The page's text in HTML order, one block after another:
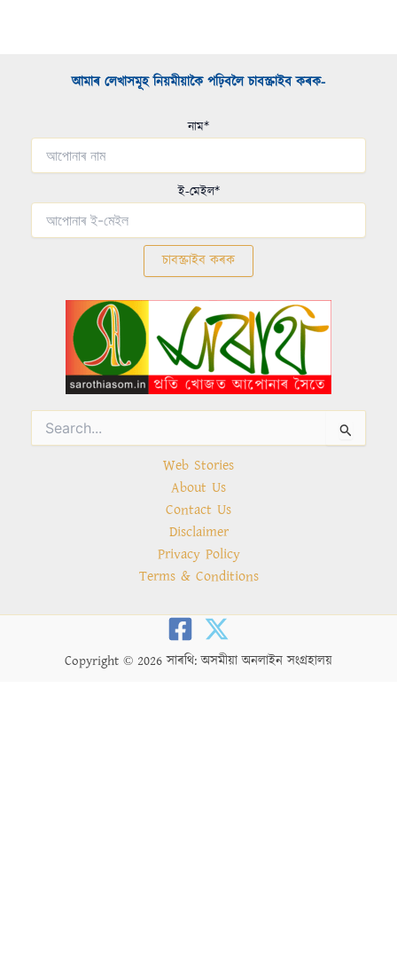
আমাৰ লেখাসমূহ নিয়মীয়াকৈ পঢ়িবলৈ চাবস্ক্ৰাইব কৰক-​
নাম*
ই-মেইল*
Search
for:
Web Stories
About Us
Contact Us
Disclaimer
Privacy Policy
Terms & Conditions
Copyright © 2026 সাৰথি: অসমীয়া অনলাইন সংগ্ৰহালয়